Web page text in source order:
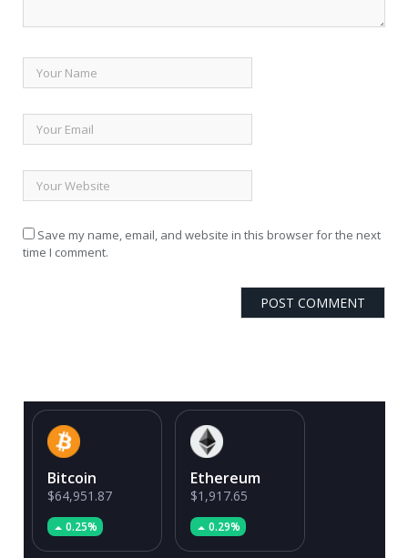
Save my name, email, and website in this browser for the next
time I comment.
Bitcoin
$64,951.87
0.25%
Ethereum
$1,917.65
0.29%